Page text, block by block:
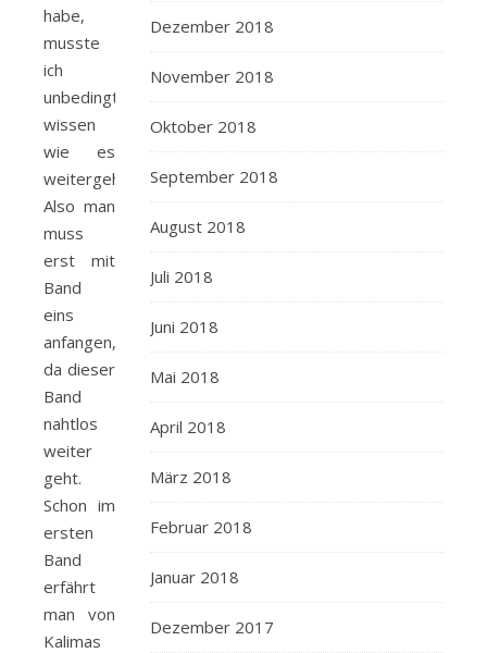
habe,
musste
ich
unbedingt
wissen
wie es
weitergeht.
Also man
muss
erst mit
Band
eins
anfangen,
da dieser
Band
nahtlos
weiter
geht.
Schon im
ersten
Band
erfährt
man von
Kalimas
Dezember 2018
November 2018
Oktober 2018
September 2018
August 2018
Juli 2018
Juni 2018
Mai 2018
April 2018
März 2018
Februar 2018
Januar 2018
Dezember 2017